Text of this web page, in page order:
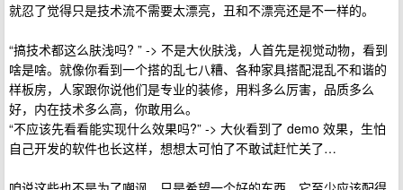
就忍了觉得只是技术流不需要太漂亮，丑和不漂亮还是不一样的。
“搞技术都这么肤浅吗? ” -> 不是大伙肤浅，人首先是视觉动物，看到
啥是啥。就像你看到一个搭的乱七八糟、各种家具搭配混乱不和谐的
样板房，人家跟你说他们是专业的装修，用料多么厉害，品质多么
好，内在技术多么高，你敢用么。
“不应该先看看能实现什么效果吗?” -> 大伙看到了 demo 效果，生怕
自己开发的软件也长这样，想想太可怕了不敢试赶忙关了…